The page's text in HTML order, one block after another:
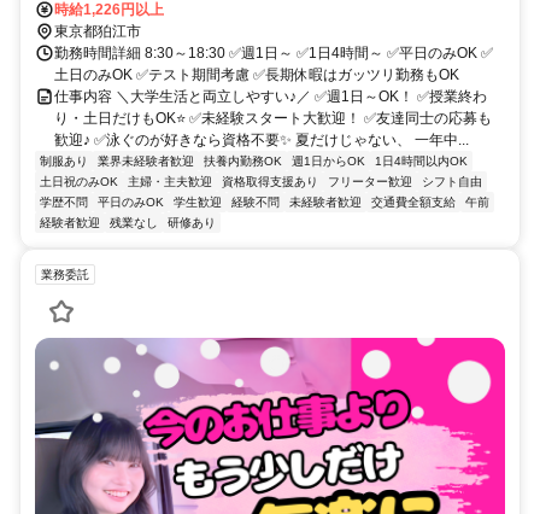
歩13分
時給1,226円以上
東京都狛江市
勤務時間詳細 8:30～18:30 ✅週1日～ ✅1日4時間～ ✅平日のみOK ✅
土日のみOK ✅テスト期間考慮 ✅長期休暇はガッツリ勤務もOK
仕事内容 ＼大学生活と両立しやすい♪／ ✅週1日～OK！ ✅授業終わ
り・土日だけもOK⭐ ✅未経験スタート大歓迎！ ✅友達同士の応募も
歓迎♪ ✅泳ぐのが好きなら資格不要✨ 夏だけじゃない、 一年中...
制服あり 業界未経験者歓迎 扶養内勤務OK 週1日からOK
1日4時間以内OK
土日祝のみOK
主婦・主夫歓迎 資格取得支援あり フリーター歓迎
シフト自由
学歴不問
平日のみOK 学生歓迎 経験不問 未経験者歓迎 交通費全額支給
午前
経験者歓迎
残業なし 研修あり
業務委託